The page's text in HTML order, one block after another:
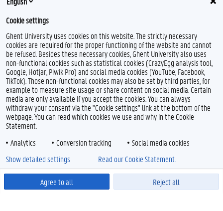
Contact
studiegeld@ugent.be
Cookie settings
Ghent University uses cookies on this website. The strictly necessary
cookies are required for the proper functioning of the website and cannot
be refused. Besides these necessary cookies, Ghent University also uses
non-functional cookies such as statistical cookies (CrazyEgg analysis tool,
Google, Hotjar, Piwik Pro) and social media cookies (YouTube, Facebook,
TikTok). Those non-functional cookies may also be set by third parties, for
example to measure site usage or share content on social media. Certain
media are only available if you accept the cookies. You can always
withdraw your consent via the "Cookie settings" link at the bottom of the
webpage. You can read which cookies we use and why in the Cookie
Statement.
Analytics
Conversion tracking Social media cookies
Agree to all Reject all
Show detailed settings Read our Cookie Statement.